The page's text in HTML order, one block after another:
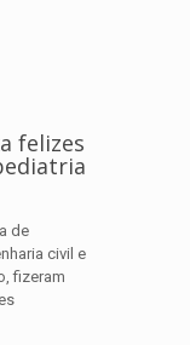
felizes
de
civil e
fizeram